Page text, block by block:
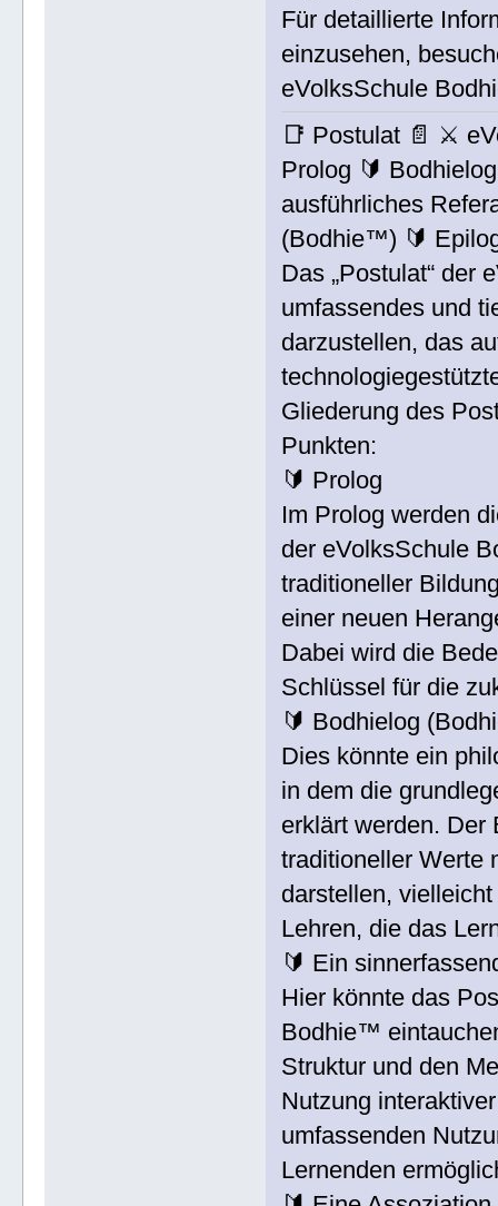
Für detaillierte
einzusehen,
eVolksSchule
📑 Postulat 📄 ⚔
Prolog 🔰
ausführliches
(Bodhie™) 🔰
Das „Postulat“ der
umfassendes und
darzustellen, das
Gliederung des
Punkten:
🔰 Prolog
Im Prolog werden
der eVolksSchule
traditioneller
einer neuen
Dabei wird die
Schlüssel für die
🔰 Bodhielog
Dies könnte ein
in dem die
erklärt werden. Der
traditioneller Werte
darstellen,
Lehren, die das
🔰 Ein
Hier könnte das
Bodhie™
Struktur und den
Nutzung
umfassenden
Lernenden